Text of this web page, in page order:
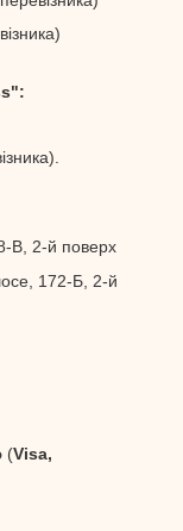
В, 2-й поверх
172-Б, 2-й
(Visa,